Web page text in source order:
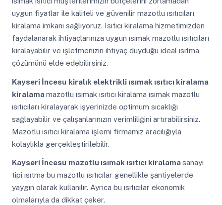
uygun fiyatlar ile kaliteli ve güvenilir mazotlu ısıtıcıları
kiralama imkanı sağlıyoruz. Isıtıcı kiralama hizmetimizden
faydalanarak ihtiyaçlarınıza uygun ısımak mazotlu ısıtıcıları
kiralayabilir ve işletmenizin ihtiyaç duyduğu ideal ısıtma
çözümünü elde edebilirsiniz.
Kayseri İncesu kiralık elektrikli ısımak ısıtıcı kiralama
kiralamamazotlu ısımak ısıtıcı kiralama ısımak mazotlu
ısıtıcıları kiralayarak işyerinizde optimum sıcaklığı
sağlayabilir ve çalışanlarınızın verimliliğini artırabilirsiniz.
Mazotlu ısıtıcı kiralama işlemi firmamız aracılığıyla
kolaylıkla gerçekleştirilebilir.
Kayseri İncesu mazotlu ısımak ısıtıcı kiralamasanayi
tipi ısıtma bu mazotlu ısıtıcılar genellikle şantiyelerde
yaygın olarak kullanılır. Ayrıca bu ısıtıcılar ekonomik
olmalarıyla da dikkat çeker.